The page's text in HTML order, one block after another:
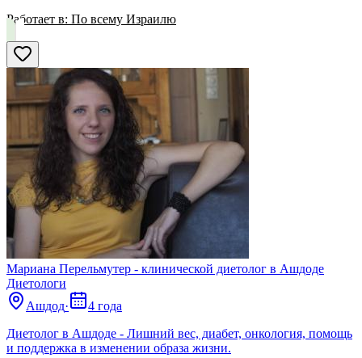
Работает в: По всему Израилю
Мариана Перельмутер - клинической диетолог в Ашдоде
Диетологи
Ашдод·
4 года
Диетолог в Ашдоде - Лишний вес, диабет, онкология, помощь
и поддержка в изменении образа жизни.